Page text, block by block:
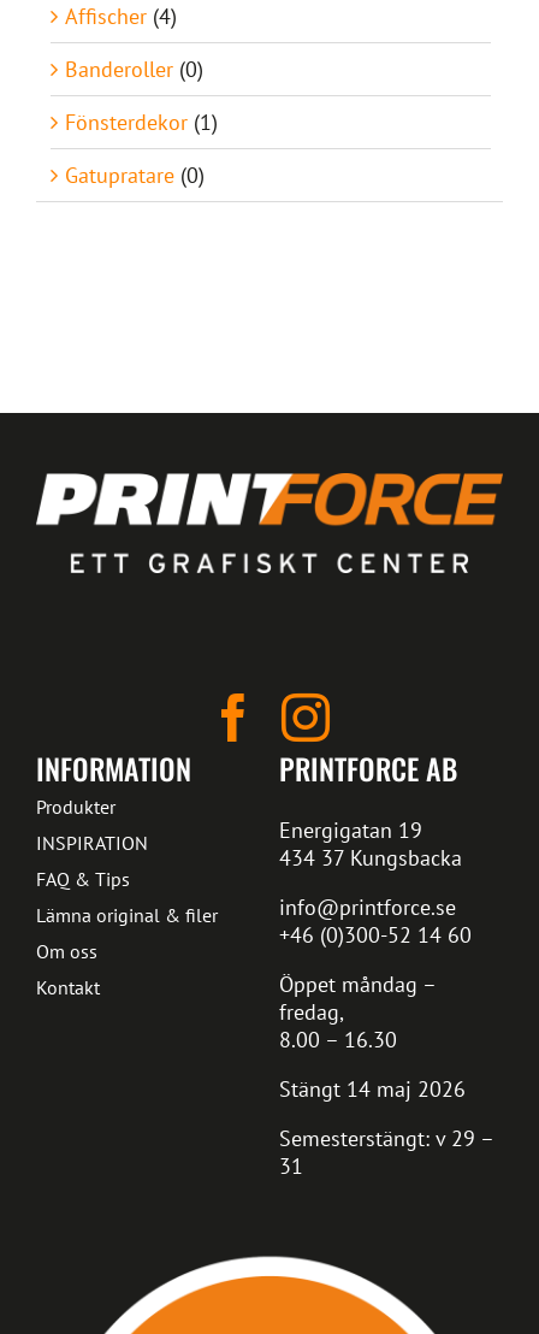
Affischer (4)
Banderoller (0)
Fönsterdekor (1)
Gatupratare (0)
PRINTFORCE AB
Energigatan 19
434 37 Kungsbacka
info@printforce.se
+46 (0)300-52 14 60
Öppet måndag –
fredag,
8.00 – 16.30
Stängt 14 maj 2026
Semesterstängt: v 29 –
31
INFORMATION
Produkter
INSPIRATION
FAQ & Tips
Lämna original & filer
Om oss
Kontakt